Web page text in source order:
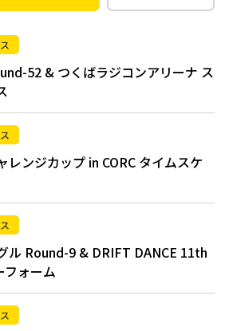
52 & つくばラジコンアリーナ ス
レンジカップ in CORC タイムスケ
ル Round-9 & DRIFT DANCE 11th
フォーム